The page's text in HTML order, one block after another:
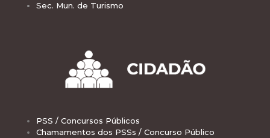
Sec. Mun. de Turismo
PSS / Concursos Públicos
Chamamentos dos PSSs / Concurso Público